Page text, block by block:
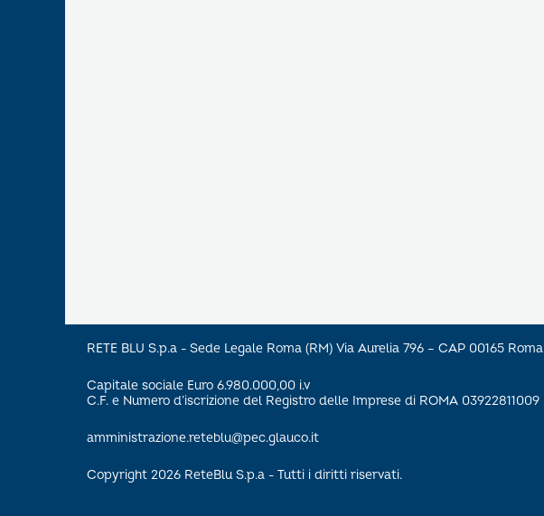
RETE BLU S.p.a - Sede Legale Roma (RM) Via Aurelia 796 – CAP 00165 Roma
Capitale sociale Euro 6.980.000,00 i.v
C.F. e Numero d’iscrizione del Registro delle Imprese di ROMA 03922811009
amministrazione.reteblu@pec.glauco.it
Copyright 2026 ReteBlu S.p.a - Tutti i diritti riservati.